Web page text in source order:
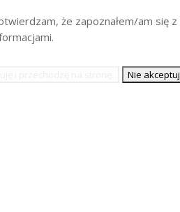
Upodobania mają charakter
z nadmiernym i obfitym
ze skórą nadwrażliwą
że zapoznałem/am się